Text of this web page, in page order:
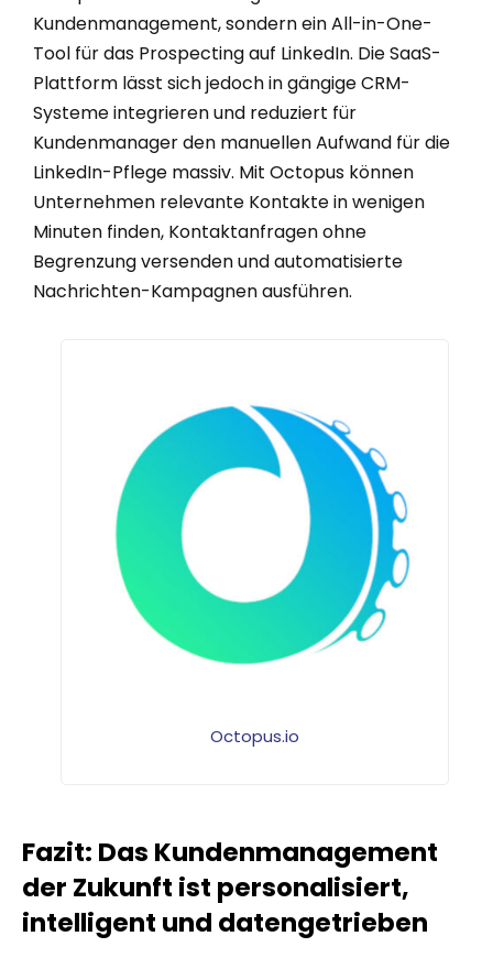
Octopus.io
Kundenmanagement, sondern ein All-in-One-
Tool für das Prospecting auf LinkedIn. Die SaaS-
Plattform lässt sich jedoch in gängige CRM-
Systeme integrieren und reduziert für
Kundenmanager den manuellen Aufwand für die
LinkedIn-Pflege massiv. Mit Octopus können
Unternehmen relevante Kontakte in wenigen
Minuten finden, Kontaktanfragen ohne
Begrenzung versenden und automatisierte
Nachrichten-Kampagnen ausführen.
Fazit: Das Kundenmanagement
der Zukunft ist personalisiert,
intelligent und datengetrieben